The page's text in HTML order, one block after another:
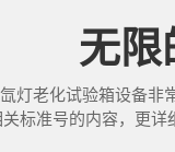
无
灯老化试验箱设备非
标准号的内容，更